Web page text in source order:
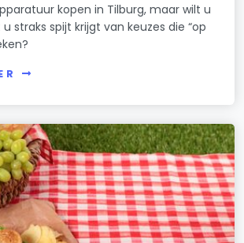
kopen in Tilburg, maar wilt u
straks spijt krijgt van keuzes die “op